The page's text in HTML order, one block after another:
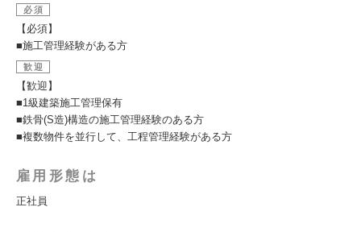
必須
【必須】
■施工管理経験がある方
歓迎
【歓迎】
■1級建築施工管理保有
■鉄骨(S造)構造の施工管理経験のある方
■複数物件を並行して、工程管理経験がある方
雇用形態は
正社員